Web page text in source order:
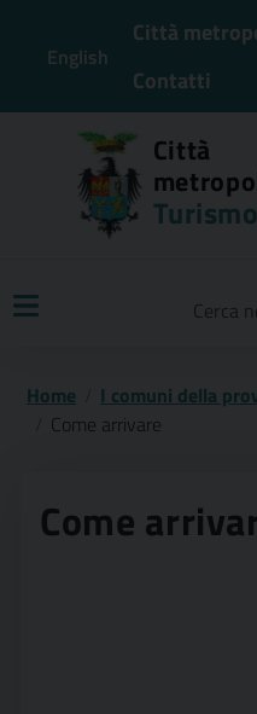
English
Città
Contatti
Città
Turismo
Home I comuni della
Come arrivare
Come